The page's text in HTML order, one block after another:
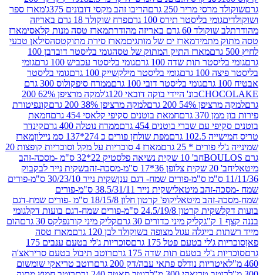
מריר 250 גרם
הריבו זהב מקסי דובונים 375ג'
מארז ספר
בליסטר תירס 100 גרם
פרח שוקולד 18 גרם באריזה
60 גרם באריזה מהודרת
מארז טסה מנות קלאסי מארז
מארז ים של מותגיםמארז סירת מתוקטסהסילאן טבעי
מארז התיק המתוק של טסה
גומי בליסטר דובדבן 100
תות שדה 100 גרם
גומי בליסטר עכביש 100 גרם
גומי
גרם
גומי בליסטר מילקשייק 100 גרם
גומי בליסטר
גומי בליסטר דובי 100 גרם
ממרח סיפקולוס 300 גרם
בונ' היידי בוקה דובאי 120ג'
למקה מרציפן 62% 200
200 גרם
למקה מרציפן 38% 200 גרם
קונפיטורת
גרם
חמאת בוטנים סקיפי קלאסי 454 גרם
חמאת
עם שברי בוטנים 454 גרם
ממרח נוטלה 400 גרם
קינדר
גרם
מפת שולחן פורים כ 274*137 סמ ניילון
מארז
* 25 גרם
מארז 4 סוכריות על מקל וסוכריות קופצות 20
חב' 10 שקית נשיאה פלסטיק 22*32 ס"מ -מסכה-זהב
שקית נייר לבקבוק
שקית נייר 30/23/10 ס"מ-פורים
זהב מיטאלי
שקית נייר 38.5/31/11 ס"מ-פורים
מיטאלי
קופ' קרטון חלון 18/15/8 ס"מ -פורים שמח-דגם
שקית קרטון 24.5/19/8 ס"מ-פורים שמח-דגם בועות דקל
גומי
קליק מיני כדורים 30 גרם
קליק מיני קורנפלקס 30 גרם
הום
עגול מצופה בשוקולד לבן 120 גרם
מארז טסה
בטעם פטל 175 גרם
סוכריות ג'לי בטעם ענבים 175
ג'לי בטעם תות שדה 175 גרם
רוטב תיבול בטעם סריראצ'ה
נודלס פתאי עבה/דק 200 גרם
רוטב טריאקי שומשום